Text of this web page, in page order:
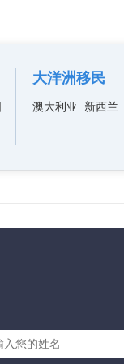
大洋洲移民
澳大利亚 新西兰